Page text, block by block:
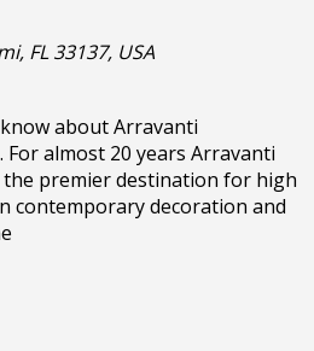
FL 33137, USA
about Arravanti
almost 20 years Arravanti
the premier destination for high
contemporary decoration and